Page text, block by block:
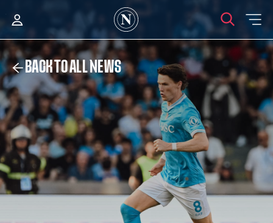
BACK TO ALL NEWS